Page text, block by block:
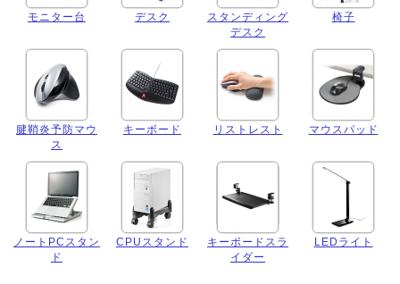
モニター台 デスク
スタンディング
デスク
椅子
腱鞘炎予防マウ
ス
キーボード リストレスト マウスパッド
ノートPCスタン
ド
CPUスタンド
キーボードスラ
イダー
LEDライト